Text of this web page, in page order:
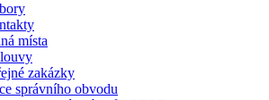
místa
zakázky
správního obvodu